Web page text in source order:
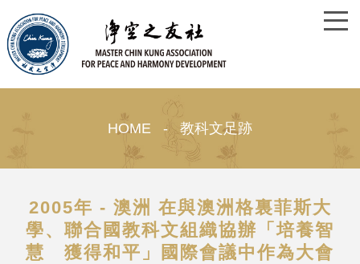
HOME - 教科文足跡
2005年 - 澳洲 在與澳洲格裏菲斯大
學、聯合國教科文組織協辦「培養智
慧 獲得和平」國際會議中作為大會